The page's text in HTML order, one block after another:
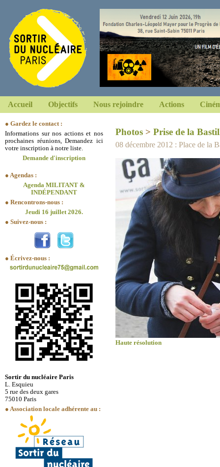
Accueil Objectifs Nous rejoindre Actions
● Gardez le contact :
Informations sur nos actions et nos
prochaines réunions, Demandez ici
votre inscription à notre liste.
Demande d'inscription
● Agendas :
Agenda MILITANT &
INDÉPENDANT
● Rencontrons-nous :
Jeudi 16 juillet 2026.
● Suivez-nous :
● Écrivez-nous :
Sortir du nucléaire Paris
L. Esquieu
5 rue des deux gares
75010 Paris
● Association locale adhérente au :
Photos > Prise de la
08 décembre 2012 : Place de la
Haute résolution